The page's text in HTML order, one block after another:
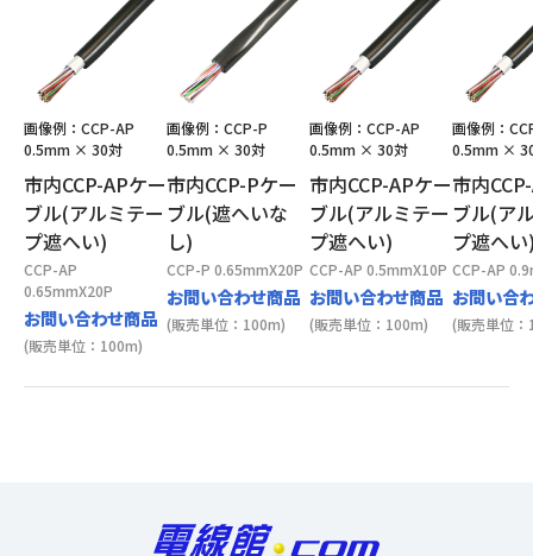
画像例：CCP-AP
0.5mm × 30対
市内CCP-APケー
ブル(アルミテー
プ遮へい)
CCP-AP
0.65mmX20P
お問い合わせ商品
(販売単位：100m)
画像例：CCP-P
0.5mm × 30対
市内CCP-Pケー
ブル(遮へいな
し)
CCP-P 0.65mmX20P
お問い合わせ商品
(販売単位：100m)
画像例：CCP-AP
0.5mm × 30対
市内CCP-APケー
ブル(アルミテー
プ遮へい)
CCP-AP 0.5mmX10P
お問い合わせ商品
(販売単位：100m)
画像例：
0.5mm ×
市内
ブル(ア
プ遮へ
CCP-AP
お問い合
(販売単位